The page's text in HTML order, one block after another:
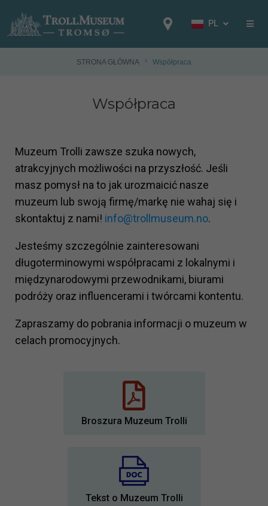
PL
STRONA GŁÓWNA Współpraca
Współpraca
Muzeum Trolli zawsze szuka nowych,
atrakcyjnych możliwości na przyszłość. Jeśli
masz pomysł na to jak urozmaicić nasze
muzeum lub swoją firmę/markę nie wahaj się i
skontaktuj z nami! info@trollmuseum.no.
Jesteśmy szczególnie zainteresowani
długoterminowymi współpracami z lokalnymi i
międzynarodowymi przewodnikami, biurami
podróży oraz influencerami i twórcami kontentu.
Zapraszamy do pobrania informacji o muzeum w
celach promocyjnych.
Broszura Muzeum Trolli
Tekst o Muzeum Trolli